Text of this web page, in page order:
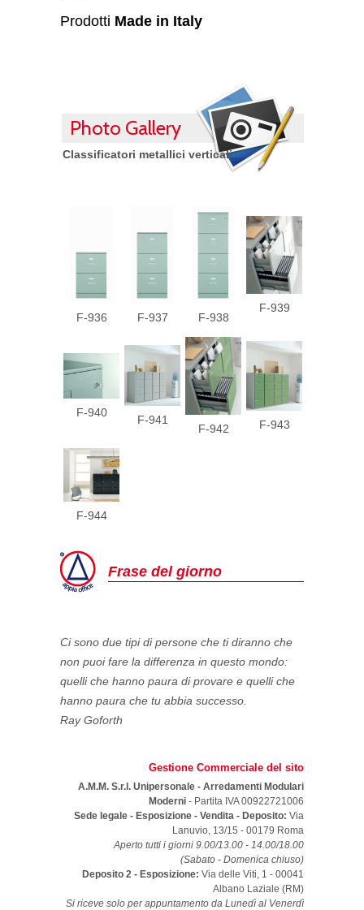
Prodotti Made in Italy
Photo Gallery
Classificatori metallici verticali
F-936 F-937 F-938
F-939
F-940
F-941
F-942 F-943
F-944
Frase del giorno
Ci sono due tipi di persone che ti diranno che
non puoi fare la differenza in questo mondo:
quelli che hanno paura di provare e quelli che
hanno paura che tu abbia successo.
Ray Goforth
Gestione Commerciale del sito
A.M.M. S.r.l. Unipersonale - Arredamenti Modulari
Moderni - Partita IVA 00922721006
Sede legale - Esposizione - Vendita - Deposito: Via
Lanuvio, 13/15 - 00179 Roma
Aperto tutti i giorni 9.00/13.00 - 14.00/18.00
(Sabato - Domenica chiuso)
Deposito 2 - Esposizione: Via delle Viti, 1 - 00041
Albano Laziale (RM)
Si riceve solo per appuntamento da Lunedì al Venerdì